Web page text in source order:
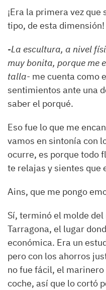
¡Era la primera vez
tipo, de esta dimensión!
-La escultura, a nivel
muy bonita, porque me
talla- me cuenta como
sentimientos ante una
saber el porqué.
Eso fue lo que me
vamos en sintonía con
ocurre, es porque todo
te relajas y sientes que
Ains, que me pongo
Sí, terminó el molde
Tarragona, el lugar
económica. Era un
pero con los ahorros
no fue fácil, el marinero
coche, así que lo cortó